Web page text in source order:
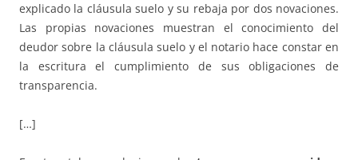
explicado la cláusula suelo y su rebaja por dos novaciones.
Las propias novaciones muestran el conocimiento del
deudor sobre la cláusula suelo y el notario hace constar en
la escritura el cumplimiento de sus obligaciones de
transparencia.
[…]